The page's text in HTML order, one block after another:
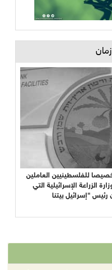
للفلسطينيين العاملين
الزراعة الإسرائيلية التي